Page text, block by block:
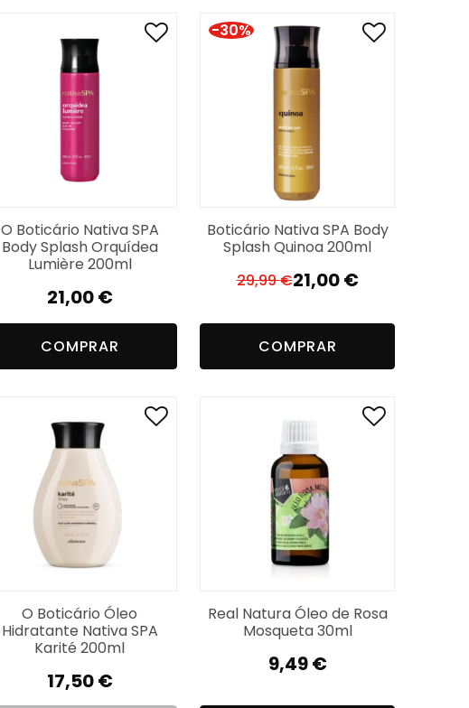
O Boticário Nativa SPA
Body Splash Orquídea
Lumière 200ml
21,00€
COMPRAR
-30%
Boticário Nativa SPA Body
Splash Quinoa 200ml
29,99€O
era:
21,00€
O
é:
COMPRAR
O Boticário Óleo
Hidratante Nativa SPA
Karité 200ml
17,50€
Real Natura Óleo de Rosa
Mosqueta 30ml
9,49€